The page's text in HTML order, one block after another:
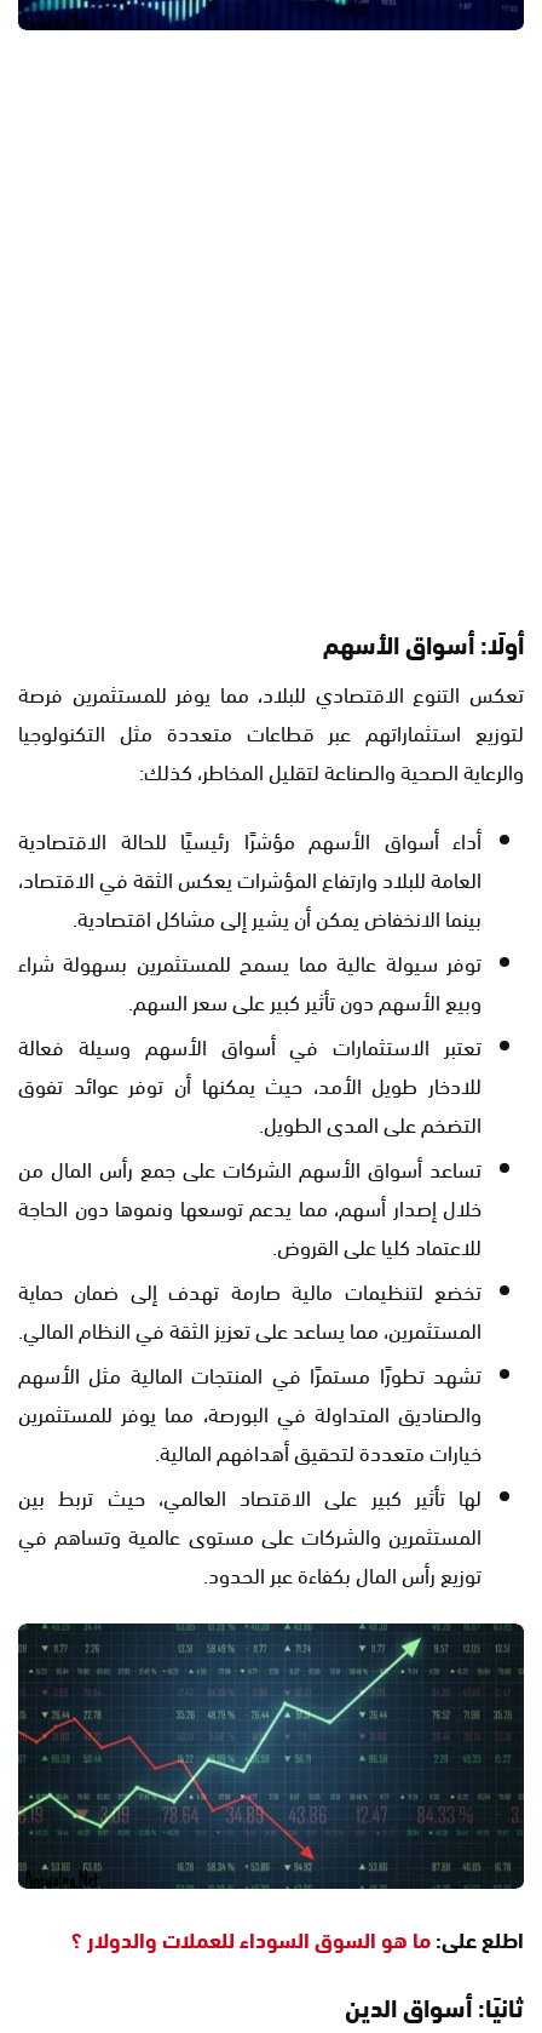
أولًا: أسواق الأسهم
تعكس التنوع الاقتصادي للبلاد، مما يوفر للمستثمرين فرصة
لتوزيع استثماراتهم عبر قطاعات متعددة مثل التكنولوجيا
والرعاية الصحية والصناعة لتقليل المخاطر، كذلك:
أداء أسواق الأسهم مؤشرًا رئيسيًا للحالة الاقتصادية
العامة للبلاد وارتفاع المؤشرات يعكس الثقة في الاقتصاد،
بينما الانخفاض يمكن أن يشير إلى مشاكل اقتصادية.
توفر سيولة عالية مما يسمح للمستثمرين بسهولة شراء
وبيع الأسهم دون تأثير كبير على سعر السهم.
تعتبر الاستثمارات في أسواق الأسهم وسيلة فعالة
للادخار طويل الأمد، حيث يمكنها أن توفر عوائد تفوق
التضخم على المدى الطويل.
تساعد أسواق الأسهم الشركات على جمع رأس المال من
خلال إصدار أسهم، مما يدعم توسعها ونموها دون الحاجة
للاعتماد كليا على القروض.
تخضع لتنظيمات مالية صارمة تهدف إلى ضمان حماية
المستثمرين، مما يساعد على تعزيز الثقة في النظام المالي.
تشهد تطورًا مستمرًا في المنتجات المالية مثل الأسهم
والصناديق المتداولة في البورصة، مما يوفر للمستثمرين
خيارات متعددة لتحقيق أهدافهم المالية.
لها تأثير كبير على الاقتصاد العالمي، حيث تربط بين
المستثمرين والشركات على مستوى عالمية وتساهم في
توزيع رأس المال بكفاءة عبر الحدود.
اطلع على:ما هو السوق السوداء للعملات والدولار ؟
ثانيًا: أسواق الدين